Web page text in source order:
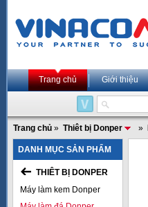
Trang chủ Giới thiệu
Trang chủ » Thiêt bị Donper »
DANH MỤC SẢN PHẨM
THIÊT BỊ DONPER
Máy làm kem Donper